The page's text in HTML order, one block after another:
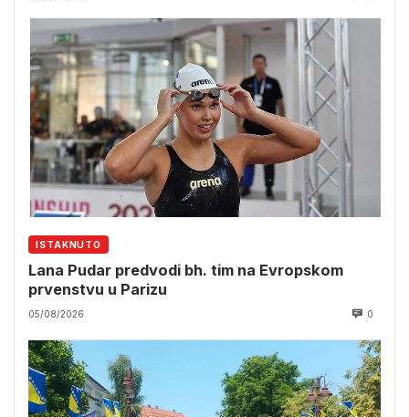
ISTAKNUTO
Lana Pudar predvodi bh. tim na Evropskom
prvenstvu u Parizu
05/08/2026 0